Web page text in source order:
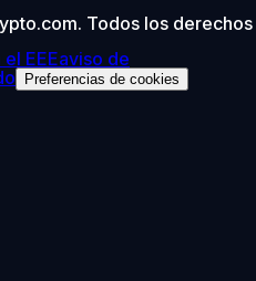
Todos los derechos
EEEaviso de
Preferencias de cookies